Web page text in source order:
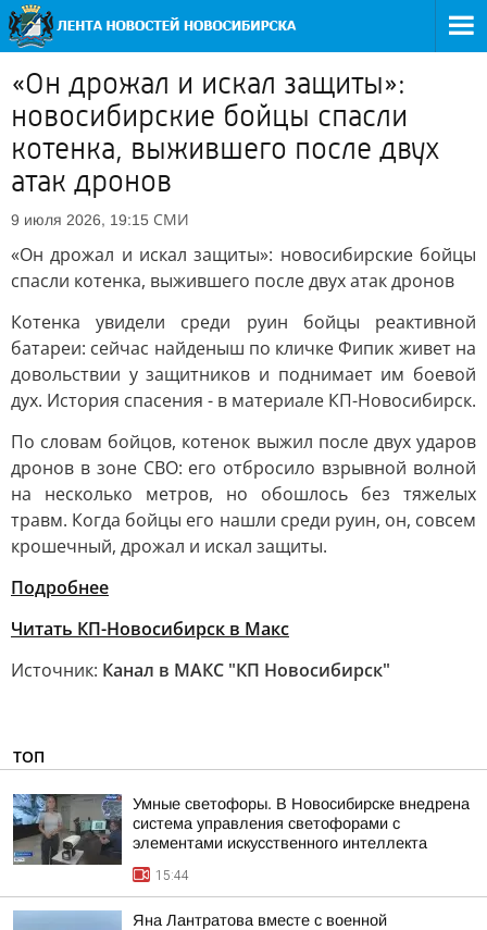
«Он дрожал и искал защиты»:
новосибирские бойцы спасли
котенка, выжившего после двух
атак дронов
9 июля 2026, 19:15 СМИ
«Он дрожал и искал защиты»: новосибирские бойцы
спасли котенка, выжившего после двух атак дронов
Котенка увидели среди руин бойцы реактивной
батареи: сейчас найденыш по кличке Фипик живет на
довольствии у защитников и поднимает им боевой
дух. История спасения - в материале КП-Новосибирск.
По словам бойцов, котенок выжил после двух ударов
дронов в зоне СВО: его отбросило взрывной волной
на несколько метров, но обошлось без тяжелых
травм. Когда бойцы его нашли среди руин, он, совсем
крошечный, дрожал и искал защиты.
Подробнее
Читать КП-Новосибирск в Макс
Источник: Канал в МАКС "КП Новосибирск"
ТОП
Умные светофоры. В Новосибирске внедрена
система управления светофорами с
элементами искусственного интеллекта
15:44
Яна Лантратова вместе с военной